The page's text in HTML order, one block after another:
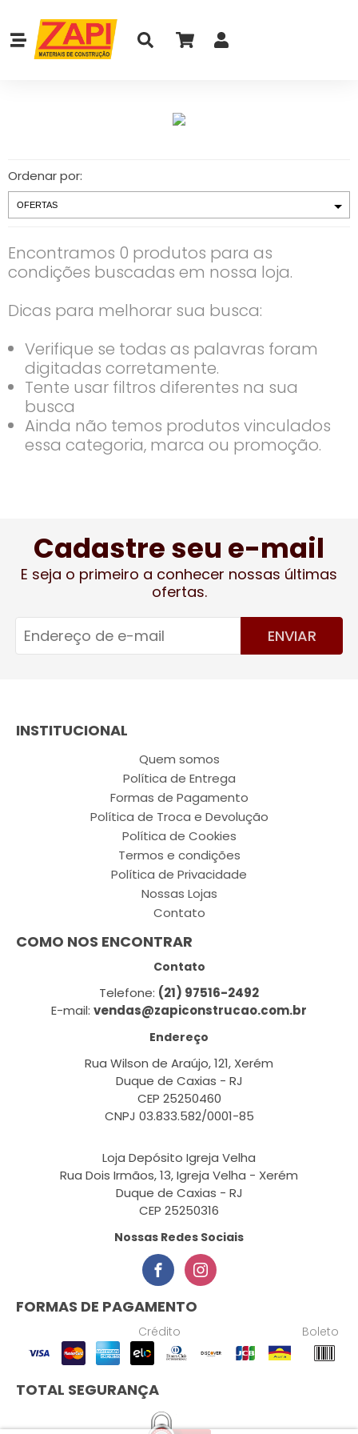
Ordenar por:
Encontramos 0 produtos para as
condições buscadas em nossa loja.
Dicas para melhorar sua busca:
Verifique se todas as palavras foram
digitadas corretamente.
Tente usar filtros diferentes na sua
busca
Ainda não temos produtos vinculados
essa categoria, marca ou promoção.
Cadastre seu e-mail
E seja o primeiro a conhecer nossas últimas
ofertas.
ENVIAR
INSTITUCIONAL
Quem somos
Política de Entrega
Formas de Pagamento
Política de Troca e Devolução
Política de Cookies
Termos e condições
Política de Privacidade
Nossas Lojas
Contato
COMO NOS ENCONTRAR
Contato
Telefone: (21) 97516-2492
E-mail: vendas@zapiconstrucao.com.br
Endereço
Rua Wilson de Araújo, 121, Xerém
Duque de Caxias - RJ
CEP 25250460
CNPJ 03.833.582/0001-85
Loja Depósito Igreja Velha
Rua Dois Irmãos, 13, Igreja Velha - Xerém
Duque de Caxias - RJ
CEP 25250316
Nossas Redes Sociais
FORMAS DE PAGAMENTO
Crédito Boleto
TOTAL SEGURANÇA